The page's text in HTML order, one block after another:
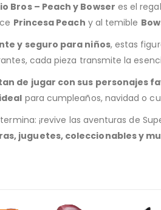
Bros – Peach y Bowser es el
Princesa Peach y al temible
y seguro para niños, estas
cada pieza transmite la
de jugar con sus personajes
para cumpleaños, navidad o
¡revive las aventuras de
juguetes, coleccionables y